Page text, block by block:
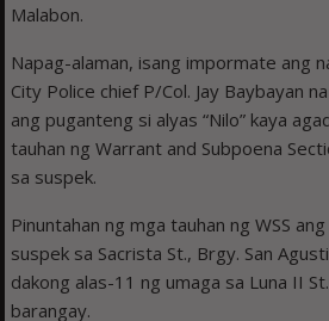
Malabon.
Napag-alaman, isang impormate ang
City Police chief P/Col. Jay Baybayan
ang puganteng si alyas “Nilo” kaya
tauhan ng Warrant and Subpoena
sa suspek.
Pinuntahan ng mga tauhan ng WSS
suspek sa Sacrista St., Brgy. San
dakong alas-11 ng umaga sa Luna II
barangay.